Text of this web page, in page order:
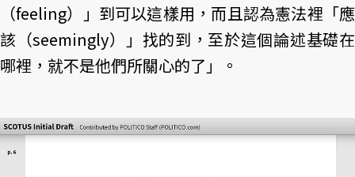
（feeling）」到可以這樣用，而且認為憲法裡「應
該（seemingly）」找的到，至於這個論述基礎在
哪裡，就不是他們所關心的了」。